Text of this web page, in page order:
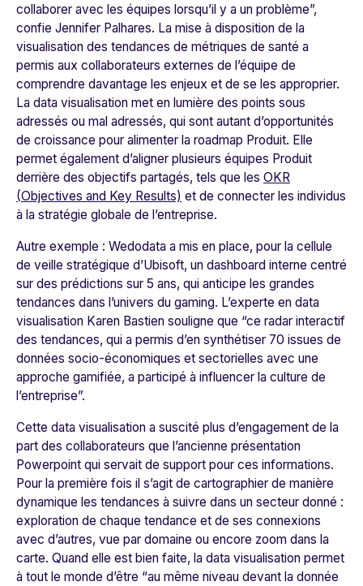
collaborer avec les équipes lorsqu’il y a un problème”,
confie Jennifer Palhares. La mise à disposition de la
visualisation des tendances de métriques de santé a
permis aux collaborateurs externes de l’équipe de
comprendre davantage les enjeux et de se les approprier.
La data visualisation met en lumière des points sous
adressés ou mal adressés, qui sont autant d’opportunités
de croissance pour alimenter la roadmap Produit. Elle
permet également d’aligner plusieurs équipes Produit
derrière des objectifs partagés, tels que les OKR
(Objectives and Key Results) et de connecter les individus
à la stratégie globale de l’entreprise.
Autre exemple : Wedodata a mis en place, pour la cellule
de veille stratégique d’Ubisoft, un dashboard interne centré
sur des prédictions sur 5 ans, qui anticipe les grandes
tendances dans l’univers du gaming. L’experte en data
visualisation Karen Bastien souligne que “ce radar interactif
des tendances, qui a permis d’en synthétiser 70 issues de
données socio-économiques et sectorielles avec une
approche gamifiée, a participé à influencer la culture de
l’entreprise”.
Cette data visualisation a suscité plus d’engagement de la
part des collaborateurs que l’ancienne présentation
Powerpoint qui servait de support pour ces informations.
Pour la première fois il s’agit de cartographier de manière
dynamique les tendances à suivre dans un secteur donné :
exploration de chaque tendance et de ses connexions
avec d’autres, vue par domaine ou encore zoom dans la
carte. Quand elle est bien faite, la data visualisation permet
à tout le monde d’être “au même niveau devant la donnée